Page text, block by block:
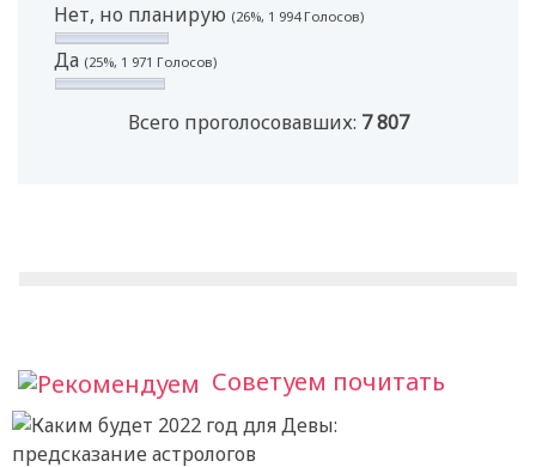
Нет, но планирую (26%, 1 994 Голосов)
Да (25%, 1 971 Голосов)
Всего проголосовавших: 7 807
Советуем почитать